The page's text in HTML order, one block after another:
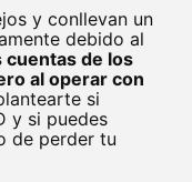
y conllevan un
debido al
cuentas de los
al operar con
si
y si puedes
de perder tu